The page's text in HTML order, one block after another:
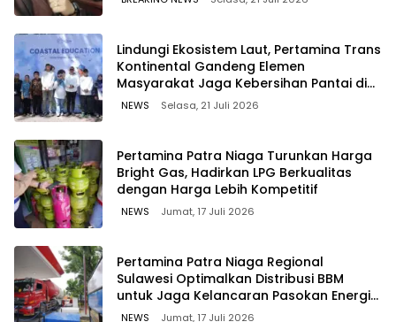
Lindungi Ekosistem Laut, Pertamina Trans
Kontinental Gandeng Elemen
Masyarakat Jaga Kebersihan Pantai di
Bitung, Sulawesi
NEWS Selasa, 21 Juli 2026
Pertamina Patra Niaga Turunkan Harga
Bright Gas, Hadirkan LPG Berkualitas
dengan Harga Lebih Kompetitif
NEWS Jumat, 17 Juli 2026
Pertamina Patra Niaga Regional
Sulawesi Optimalkan Distribusi BBM
untuk Jaga Kelancaran Pasokan Energi
di Seluruh Wilayah Sulawesi
NEWS Jumat, 17 Juli 2026